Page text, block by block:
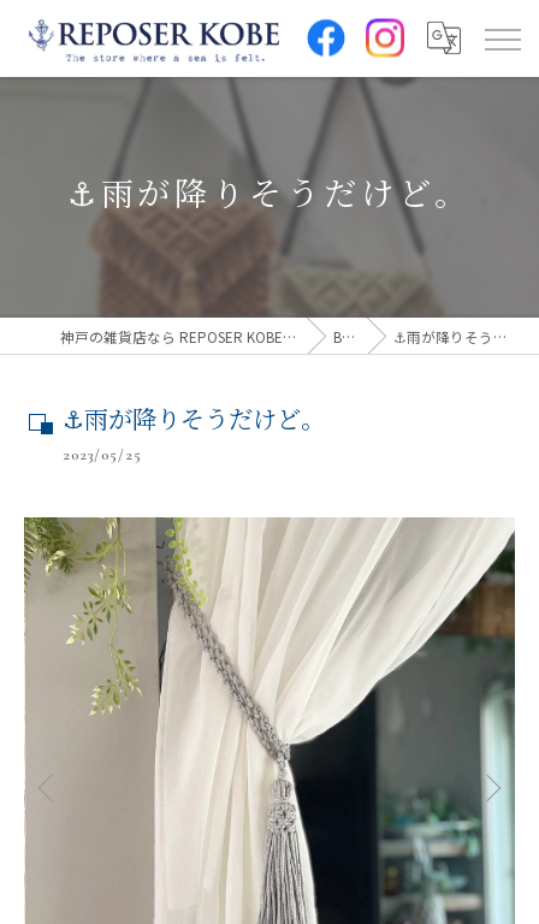
⚓︎雨が降りそうだけど。
神戸の雑貨店なら REPOSER KOBE(ルポゼ神戸) Blog ⚓︎雨が降りそうだけど。
⚓︎雨が降りそうだけど。
2023/05/25